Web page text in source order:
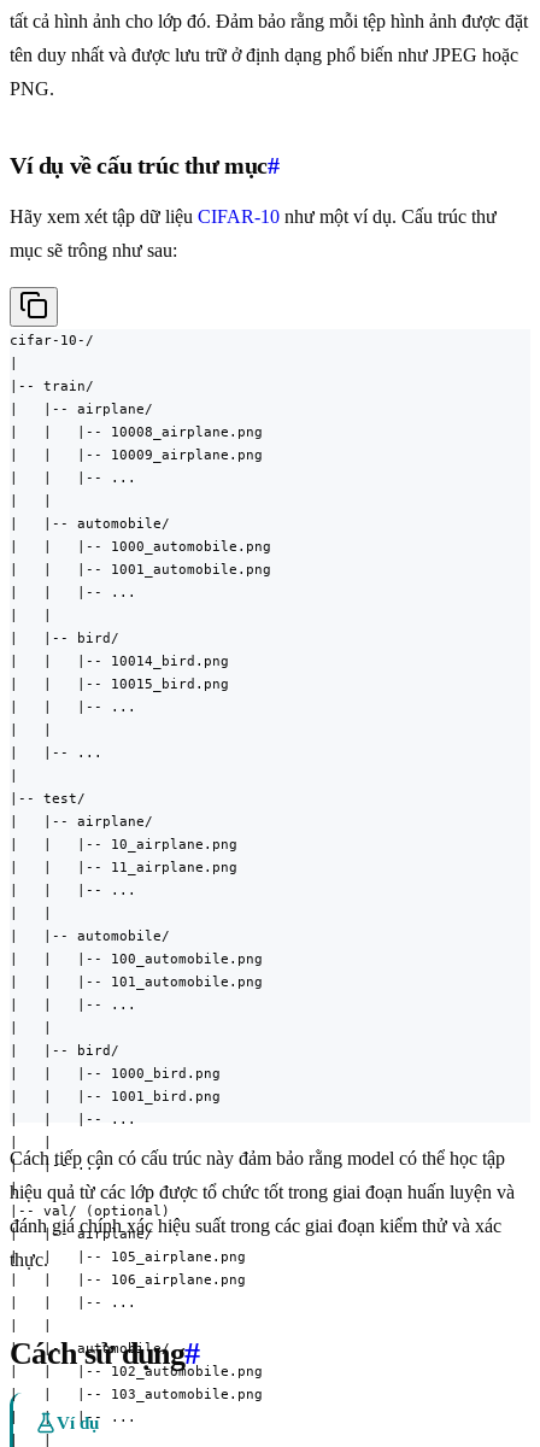
tất cả hình ảnh cho lớp đó. Đảm bảo rằng mỗi tệp hình ảnh được đặt
tên duy nhất và được lưu trữ ở định dạng phổ biến như JPEG hoặc
PNG.
Ví dụ về cấu trúc thư mục#
Hãy xem xét tập dữ liệu CIFAR-10 như một ví dụ. Cấu trúc thư
mục sẽ trông như sau:
cifar-10-/
|-- train/
|   |-- airplane/
|   |   |-- 10008_airplane.png
|   |   |-- 10009_airplane.png
|   |   |-- ...
|   |-- automobile/
|   |   |-- 1000_automobile.png
|   |   |-- 1001_automobile.png
|   |   |-- ...
|   |-- bird/
|   |   |-- 10014_bird.png
|   |   |-- 10015_bird.png
|   |   |-- ...
|   |-- ...
|-- test/
|   |-- airplane/
|   |   |-- 10_airplane.png
|   |   |-- 11_airplane.png
|   |   |-- ...
|   |-- automobile/
|   |   |-- 100_automobile.png
|   |   |-- 101_automobile.png
|   |   |-- ...
|   |-- bird/
|   |   |-- 1000_bird.png
|   |   |-- 1001_bird.png
|   |   |-- ...
|   |-- ...
|
|-- val/ (optional)
|   |-- airplane/
|   |   |-- 105_airplane.png
|   |   |-- 106_airplane.png
|   |   |-- ...
|   |-- automobile/
|   |   |-- 102_automobile.png
|   |   |-- 103_automobile.png
|   |   |-- ...
Cách tiếp cận có cấu trúc này đảm bảo rằng model có thể học tập
hiệu quả từ các lớp được tổ chức tốt trong giai đoạn huấn luyện và
đánh giá chính xác hiệu suất trong các giai đoạn kiểm thử và xác
thực.
Cách sử dụng#
Ví dụ